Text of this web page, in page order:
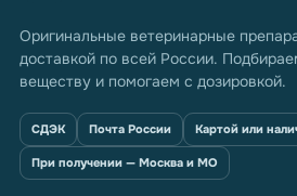
Оригинальные ветеринарные
доставкой по всей России.
веществу и помогаем с дозировкой.
СДЭК Почта России Картой или
При получении — Москва и МО